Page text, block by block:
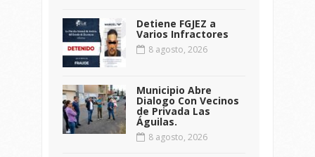
Detiene FGJEZ a
Varios Infractores
8 agosto, 2026
Municipio Abre
Dialogo Con Vecinos
de Privada Las
Águilas.
8 agosto, 2026